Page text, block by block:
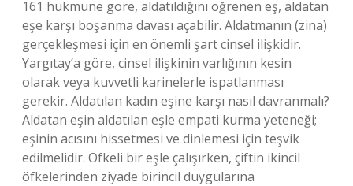
161 hükmüne göre, aldatıldığını öğrenen eş, aldatan
eşe karşı boşanma davası açabilir. Aldatmanın (zina)
gerçekleşmesi için en önemli şart cinsel ilişkidir.
Yargıtay’a göre, cinsel ilişkinin varlığının kesin
olarak veya kuvvetli karinelerle ispatlanması
gerekir. Aldatılan kadın eşine karşı nasıl davranmalı?
Aldatan eşin aldatılan eşle empati kurma yeteneği;
eşinin acısını hissetmesi ve dinlemesi için teşvik
edilmelidir. Öfkeli bir eşle çalışırken, çiftin ikincil
öfkelerinden ziyade birincil duygularına